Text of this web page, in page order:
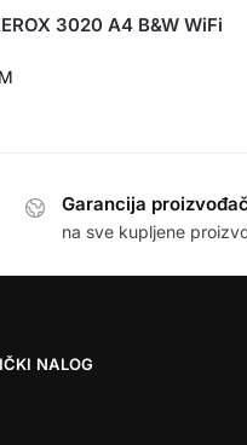
3020 A4 B&W WiFi
Garancija
na sve kupljene
NALOG